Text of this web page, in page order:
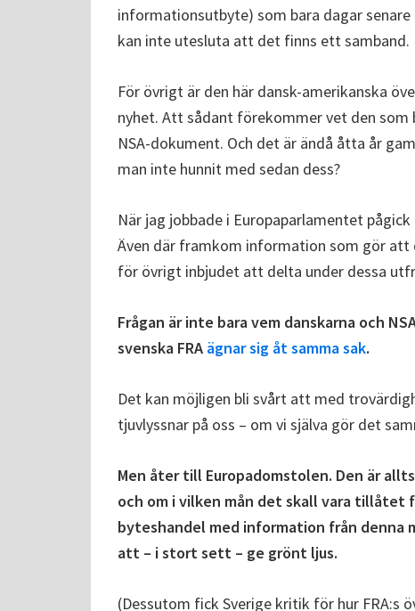
informationsutbyte) som bara dagar
kan inte utesluta att det finns ett samband.
För övrigt är den här dansk-amerikanska
nyhet. Att sådant förekommer vet den
NSA-dokument. Och det är ändå åtta år
man inte hunnit med sedan dess?
När jag jobbade i Europaparlamentet
Även där framkom information som gör att
för övrigt inbjudet att delta under dessa
Frågan är inte bara vem danskarna och
svenska FRA ägnar sig åt samma sak.
Det kan möjligen bli svårt att med
tjuvlyssnar på oss – om vi själva gör det
Men åter till Europadomstolen. Den är
och om i vilken mån det skall vara
byteshandel med information från denna
att – i stort sett – ge grönt ljus.
(Dessutom fick Sverige kritik för hur FRA:s